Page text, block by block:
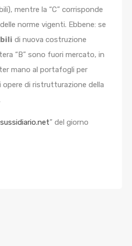
mentre la “C” corrisponde
norme vigenti. Ebbene: se
di nuova costruzione
“B” sono fuori mercato, in
mano al portafogli per
di ristrutturazione della
” del giorno